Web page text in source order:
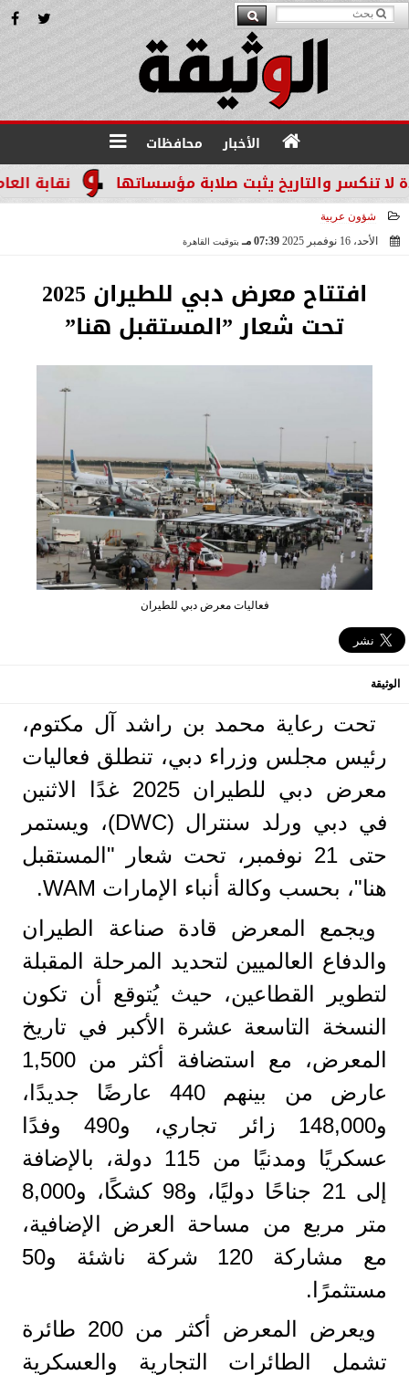
الأخبار محافظات
نقابة والتاريخ يثبت صلابة مؤسساتها
شؤون عربية
الأحد، 16 نوفمبر 2025
07:39 مـ بتوقيت القاهرة
افتتاح معرض دبي للطيران 2025
تحت شعار ”المستقبل هنا”
فعاليات معرض دبي للطيران
الوثيقة
تحت رعاية محمد بن راشد آل مكتوم،
رئيس مجلس وزراء دبي، تنطلق فعاليات
معرض دبي للطيران 2025 غدًا الاثنين
في دبي ورلد سنترال (DWC)، ويستمر
حتى 21 نوفمبر، تحت شعار "المستقبل
هنا"، بحسب وكالة أنباء الإمارات WAM.
ويجمع المعرض قادة صناعة الطيران
والدفاع العالميين لتحديد المرحلة المقبلة
لتطوير القطاعين، حيث يُتوقع أن تكون
النسخة التاسعة عشرة الأكبر في تاريخ
المعرض، مع استضافة أكثر من 1,500
عارض من بينهم 440 عارضًا جديدًا،
و148,000 زائر تجاري، و490 وفدًا
عسكريًا ومدنيًا من 115 دولة، بالإضافة
إلى 21 جناحًا دوليًا، و98 كشكًا، و8,000
متر مربع من مساحة العرض الإضافية،
مع مشاركة 120 شركة ناشئة و50
مستثمرًا.
ويعرض المعرض أكثر من 200 طائرة
تشمل الطائرات التجارية والعسكرية